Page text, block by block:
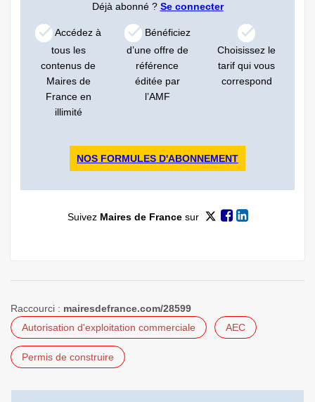
Déjà abonné ? Se connecter
Accédez à
tous les
contenus de
Maires de
France en
illimité
Bénéficiez
d’une offre de
référence
éditée par
l’AMF
Choisissez le
tarif qui vous
correspond
NOS FORMULES D'ABONNEMENT
Suivez Maires de Francesur
Raccourci : mairesdefrance.com/28599
Autorisation d'exploitation commerciale
AEC
Permis de construire